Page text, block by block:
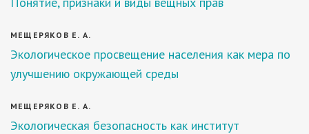
МЕЩЕРЯКОВ Е. А.
Экологическое просвещение населения как мера по
улучшению окружающей среды
МЕЩЕРЯКОВ Е. А.
Экологическая безопасность как институт